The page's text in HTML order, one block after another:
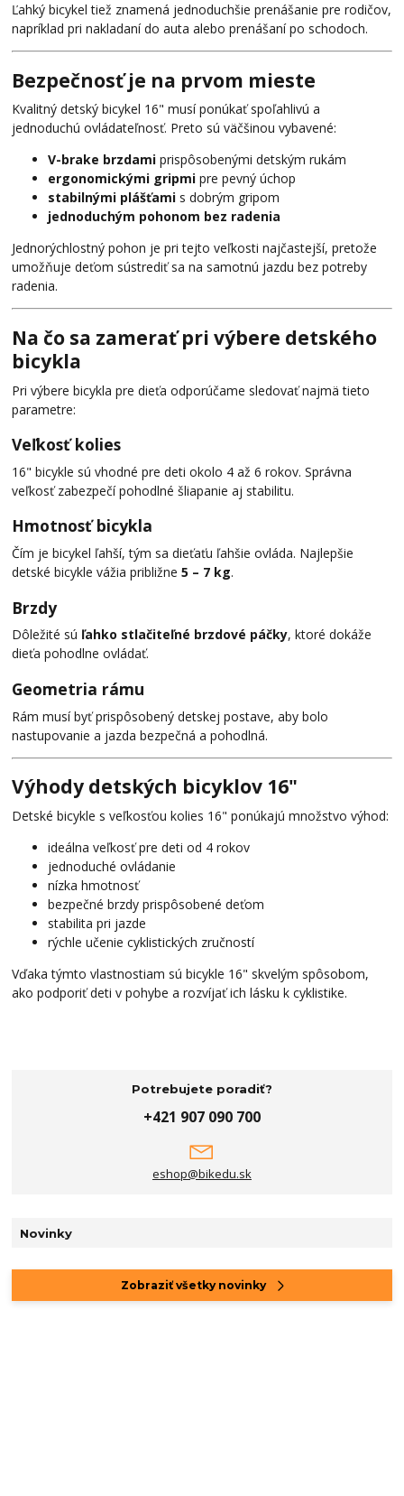
Ľahký bicykel tiež znamená jednoduchšie prenášanie pre rodičov,
napríklad pri nakladaní do auta alebo prenášaní po schodoch.
Bezpečnosť je na prvom mieste
Kvalitný detský bicykel 16" musí ponúkať spoľahlivú a
jednoduchú ovládateľnosť. Preto sú väčšinou vybavené:
V-brake brzdami prispôsobenými detským rukám
ergonomickými gripmi pre pevný úchop
stabilnými plášťami s dobrým gripom
jednoduchým pohonom bez radenia
Jednorýchlostný pohon je pri tejto veľkosti najčastejší, pretože
umožňuje deťom sústrediť sa na samotnú jazdu bez potreby
radenia.
Na čo sa zamerať pri výbere detského
bicykla
Pri výbere bicykla pre dieťa odporúčame sledovať najmä tieto
parametre:
Veľkosť kolies
16" bicykle sú vhodné pre deti okolo 4 až 6 rokov. Správna
veľkosť zabezpečí pohodlné šliapanie aj stabilitu.
Hmotnosť bicykla
Čím je bicykel ľahší, tým sa dieťaťu ľahšie ovláda. Najlepšie
detské bicykle vážia približne5 – 7 kg.
Brzdy
Dôležité sú ľahko stlačiteľné brzdové páčky, ktoré dokáže
dieťa pohodlne ovládať.
Geometria rámu
Rám musí byť prispôsobený detskej postave, aby bolo
nastupovanie a jazda bezpečná a pohodlná.
Výhody detských bicyklov 16"
Detské bicykle s veľkosťou kolies 16" ponúkajú množstvo výhod:
ideálna veľkosť pre deti od 4 rokov
jednoduché ovládanie
nízka hmotnosť
bezpečné brzdy prispôsobené deťom
stabilita pri jazde
rýchle učenie cyklistických zručností
Vďaka týmto vlastnostiam sú bicykle 16" skvelým spôsobom,
ako podporiť deti v pohybe a rozvíjať ich lásku k cyklistike.
Potrebujete poradiť?
+421 907 090 700
eshop@bikedu.sk
Novinky
Zobraziť všetky novinky